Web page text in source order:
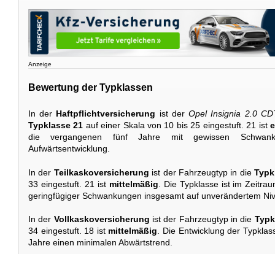
Anzeige
Bewertung der Typklassen
In der Haftpflichtversicherung ist derOpel Insignia 2.0
Typklasse 21 auf einer Skala von 10 bis 25 eingestuft. 21 ist
die vergangenen fünf Jahre mit gewissen
Aufwärtsentwicklung.
In der Teilkaskoversicherung ist der Fahrzeugtyp in die
33 eingestuft. 21 ist mittelmäßig . Die Typklasse ist im
geringfügiger Schwankungen insgesamt auf unverändertem
In der Vollkaskoversicherung ist der Fahrzeugtyp in die
34 eingestuft. 18 ist mittelmäßig. Die Entwicklung der
Jahre einen minimalen Abwärtstrend.